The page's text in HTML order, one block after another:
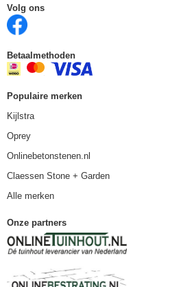
Volg ons
Betaalmethoden
Populaire merken
Kijlstra
Oprey
Onlinebetonstenen.nl
Claessen Stone + Garden
Alle merken
Onze partners